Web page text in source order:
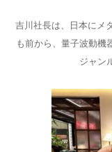
吉川社長は、日本にメ
も前から、量子波動機
ジャン